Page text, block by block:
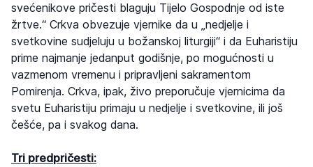
svećenikove pričesti blaguju Tijelo Gospodnje od iste
žrtve.“ Crkva obvezuje vjernike da u „nedjelje i
svetkovine sudjeluju u božanskoj liturgiji“ i da Euharistiju
prime najmanje jedanput godišnje, po mogućnosti u
vazmenom vremenu i pripravljeni sakramentom
Pomirenja. Crkva, ipak, živo preporučuje vjernicima da
svetu Euharistiju primaju u nedjelje i svetkovine, ili još
češće, pa i svakog dana.
Tri predpričesti: